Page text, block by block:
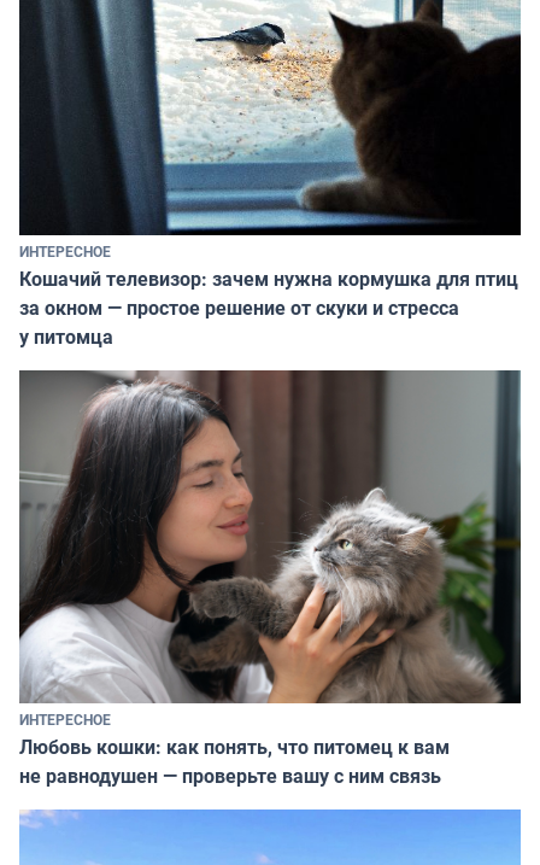
ИНТЕРЕСНОЕ
Кошачий телевизор: зачем нужна кормушка для птиц
за окном — простое решение от скуки и стресса
у питомца
ИНТЕРЕСНОЕ
Любовь кошки: как понять, что питомец к вам
не равнодушен — проверьте вашу с ним связь